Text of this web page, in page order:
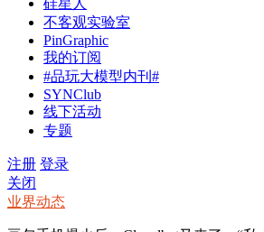
硅星人
不客观实验室
PinGraphic
我的订阅
#品玩大模型内刊#
SYNClub
线下活动
专题
注册 登录
关闭
业界动态